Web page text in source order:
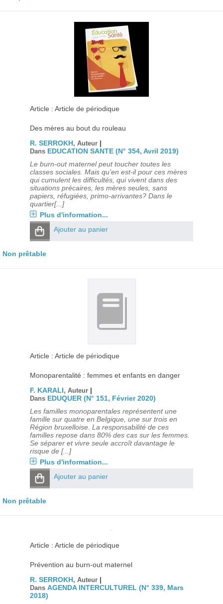
Article : Article de périodique
Des mères au bout du rouleau
R. SERROKH, Auteur |
Dans EDUCATION SANTE (N° 354, Avril 2019)
Le burn-out maternel peut toucher toutes les
classes sociales. Mais qu’en est-il pour ces mères
qui cumulent les difficultés, qui vivent dans des
situations précaires, les mères seules, sans
papiers, réfugiées, primo-arrivantes? Dans le
quartier[...]
Plus d'information...
Ajouter au panier
Non prêtable
Article : Article de périodique
Monoparentalité : femmes et enfants en danger
F. KARALI, Auteur |
Dans EDUQUER (N° 151, Février 2020)
Les familles monoparentales représentent une
famille sur quatre en Belgique, une sur trois en
Région bruxelloise. La responsabilité de ces
familles repose dans 80% des cas sur les femmes.
Se séparer et vivre seule accroît davantage le
risque de [...]
Plus d'information...
Ajouter au panier
Non prêtable
Article : Article de périodique
Prévention au burn-out maternel
R. SERROKH, Auteur |
Dans AGENDA INTERCULTUREL (N° 339, Mars
2018)